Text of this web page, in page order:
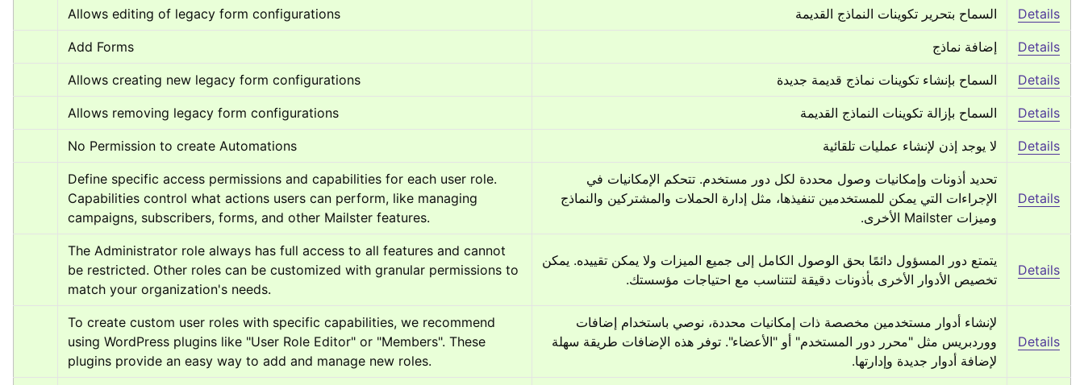
Allows editing of legacy form configurations السماح بتحرير تكوينات النماذج القديمة Details
Add Forms إضافة نماذج Details
Allows creating new legacy form configurations السماح بإنشاء تكوينات نماذج قديمة جديدة Details
Allows removing legacy form configurations السماح بإزالة تكوينات النماذج القديمة Details
No Permission to create Automations لا يوجد إذن لإنشاء عمليات تلقائية Details
Define specific access permissions and capabilities for each user role.
Capabilities control what actions users can perform, like managing
campaigns, subscribers, forms, and other Mailster features.
وميزات Mailster الأخرى.
Details
The Administrator role always has full access to all features and cannot
be restricted. Other roles can be customized with granular permissions to
match your organization's needs.
تخصيص الأدوار الأخرى بأذونات دقيقة لتتناسب مع احتياجات مؤسستك.
Details
To create custom user roles with specific capabilities, we recommend
using WordPress plugins like "User Role Editor" or "Members". These
plugins provide an easy way to add and manage new roles.
لإضافة أدوار جديدة وإدارتها.
Details